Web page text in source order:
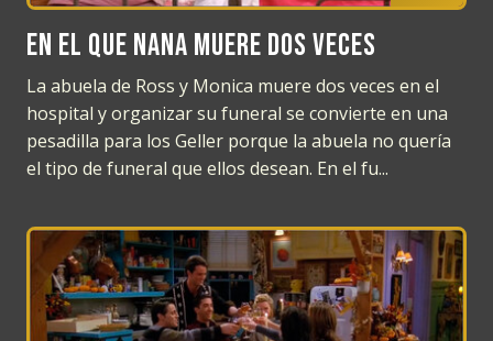
En el que Nana muere dos veces
La abuela de Ross y Monica muere dos veces en el
hospital y organizar su funeral se convierte en una
pesadilla para los Geller porque la abuela no quería
el tipo de funeral que ellos desean. En el fu...